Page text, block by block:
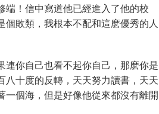
！信中寫道他已經進入了他的校
敗類，我根本不配和這麽優秀的人
你自己也看不起你自己，那麽你是
十度的反轉，天天努力讀書，天天
個海，但是好像他從來都沒有離開